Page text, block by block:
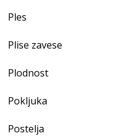
Ples
Plise zavese
Plodnost
Pokljuka
Postelja